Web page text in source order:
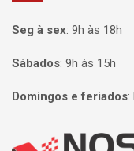
Seg à sex: 9h às 18h
Sábados: 9h às 15h
Domingos e feriados:
Página inicial